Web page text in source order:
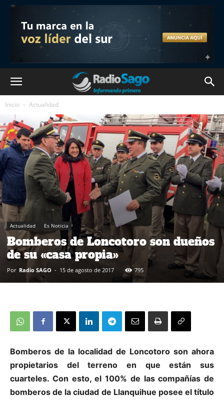
Inicio Actualidad
Actualidad Es Noticia
Bomberos de Loncotoro son dueños
de su «casa propia»
Por Radio SAGO - 15 de agosto de 2017 795
Bomberos de la localidad de Loncotoro son ahora
propietarios del terreno en que están sus
cuarteles. Con esto, el 100% de las compañías de
bomberos de la ciudad de Llanquihue posee el título